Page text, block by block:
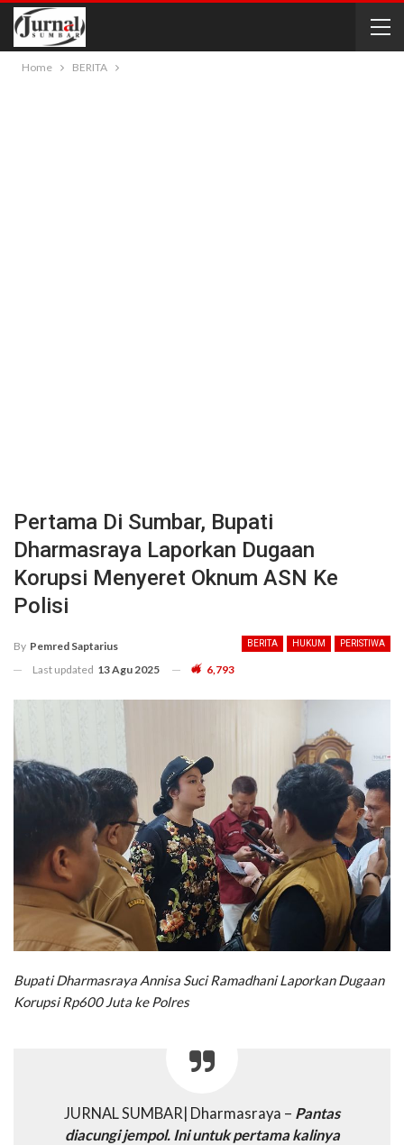
Home BERITA
Pertama Di Sumbar, Bupati
Dharmasraya Laporkan Dugaan
Korupsi Menyeret Oknum ASN Ke
Polisi
BERITA HUKUM PERISTIWA
By Pemred Saptarius
Last updated 13 Agu 2025 6,793
Bupati Dharmasraya Annisa Suci RamadhaniLaporkan Dugaan
Korupsi Rp600 Juta ke Polres
JURNAL SUMBAR| Dharmasraya – Pantas
diacungi jempol. Ini untuk pertama kalinya